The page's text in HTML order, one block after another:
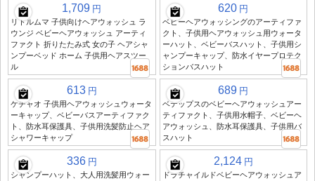
1,709 円
リトルムマ 子供向けヘアウォッシュ ラ
ウンジ ベビーヘアウォッシュ アーティ
ファクト 折りたたみ式 女の子 ヘアシャ
ンプーベッド ホーム 子供用ヘアスツー
ル
620 円
ベビーヘアウォッシングのアーティファ
クト、子供用ヘアウォッシュ用ウォータ
ーハット、ベビーバスハット、子供用シ
ャンプーキャップ、防水イヤープロテク
ションバスハット
613 円
ケチャオ 子供用ヘアウォッシュウォータ
ーキャップ、ベビーバスアーティファク
ト、防水耳保護具、子供用洗髪防止ヘア
シャワーキャップ
689 円
ベテップスのベビーヘアウォッシュアー
ティファクト、子供用水帽子、ベビーヘ
アウォッシュ、防水耳保護具、子供用バ
スハット
336 円
シャンプーハット、大人用洗髪用ウォー
2,124 円
ドラチャイルドベビーヘアウォッシュア